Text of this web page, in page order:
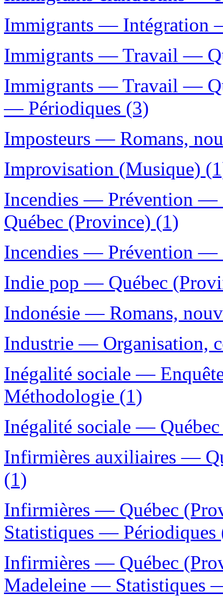
Immigrants — Intégration
Immigrants — Travail —
Immigrants — Travail —
— Périodiques (3)
Imposteurs — Romans,
Improvisation (Musique)
Incendies — Prévention —
Québec (Province) (1)
Incendies — Prévention —
Indie pop — Québec
Indonésie — Romans,
Industrie — Organisation,
Inégalité sociale —
Méthodologie (1)
Inégalité sociale —
Infirmières auxiliaires —
(1)
Infirmières — Québec
Statistiques — Périodiques
Infirmières — Québec
Madeleine — Statistiques